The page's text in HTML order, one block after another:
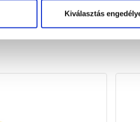
Kiválasztás